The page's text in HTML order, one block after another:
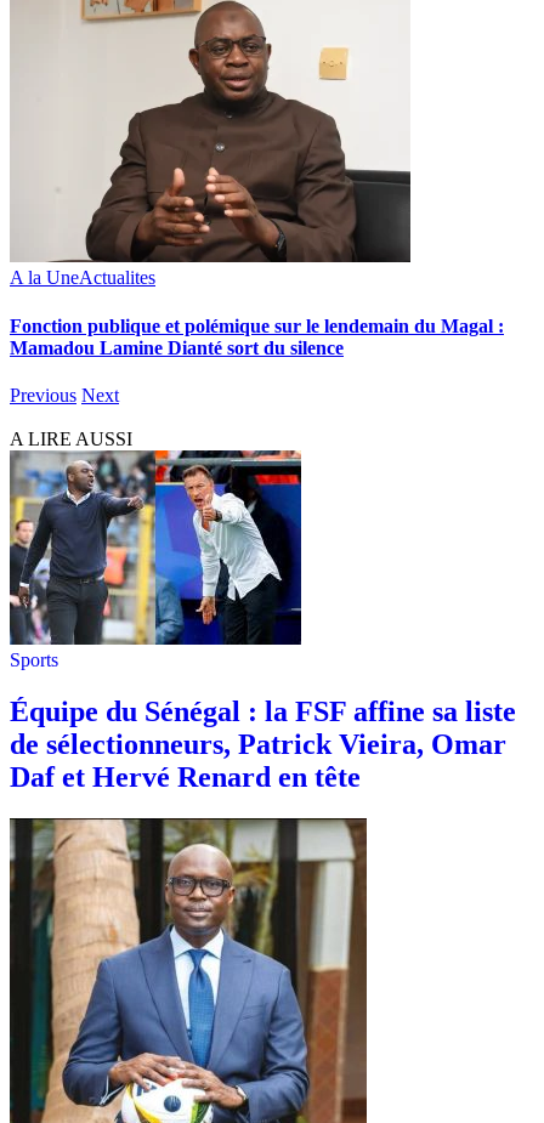
A la UneActualites
Fonction publique et polémique sur le lendemain du Magal :
Mamadou Lamine Dianté sort du silence
Previous Next
A LIRE AUSSI
Sports
Équipe du Sénégal : la FSF affine sa liste
de sélectionneurs, Patrick Vieira, Omar
Daf et Hervé Renard en tête